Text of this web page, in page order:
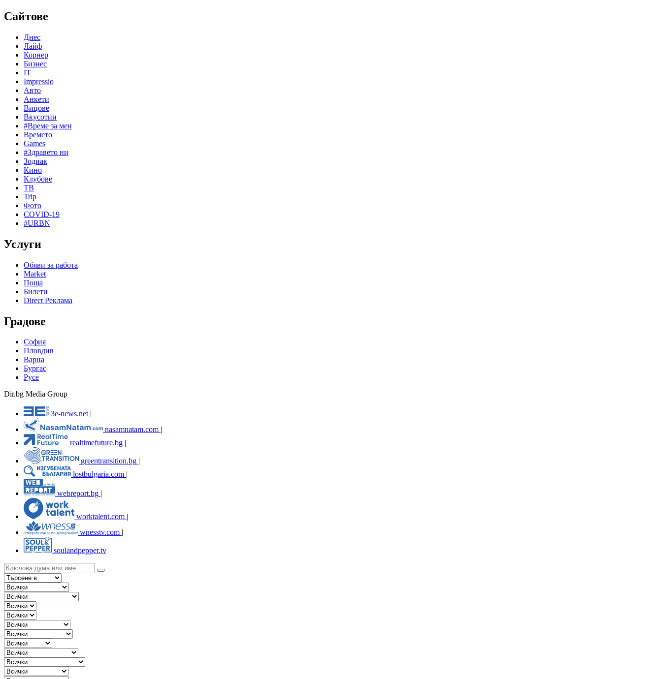
Сайтове
Днес
Лайф
Корнер
Бизнес
IT
Impressio
Авто
Анкети
Вицове
Вкусотии
#Време за мен
Времето
Games
#Здравето ни
Зодиак
Кино
Клубове
ТВ
Trip
Фото
COVID-19
#URBN
Услуги
Обяви за работа
Market
Поща
Билети
Direct Реклама
Градове
София
Пловдив
Варна
Бургас
Русе
Dir.bg Media Group
3e-news.net
nasamnatam.com |
realtimefuture.bg |
greentransition.bg |
lostbulgaria.com |
webreport.bg
worktalent.com |
wnesstv.com |
soulandpepper.tv